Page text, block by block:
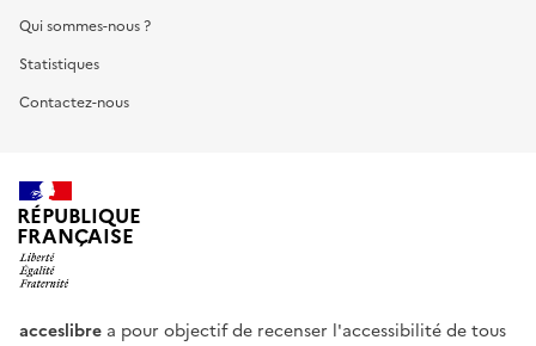
Qui sommes-nous ?
Statistiques
Contactez-nous
RÉPUBLIQUE
FRANÇAISE
acceslibre a pour objectif de recenser l'accessibilité de tous